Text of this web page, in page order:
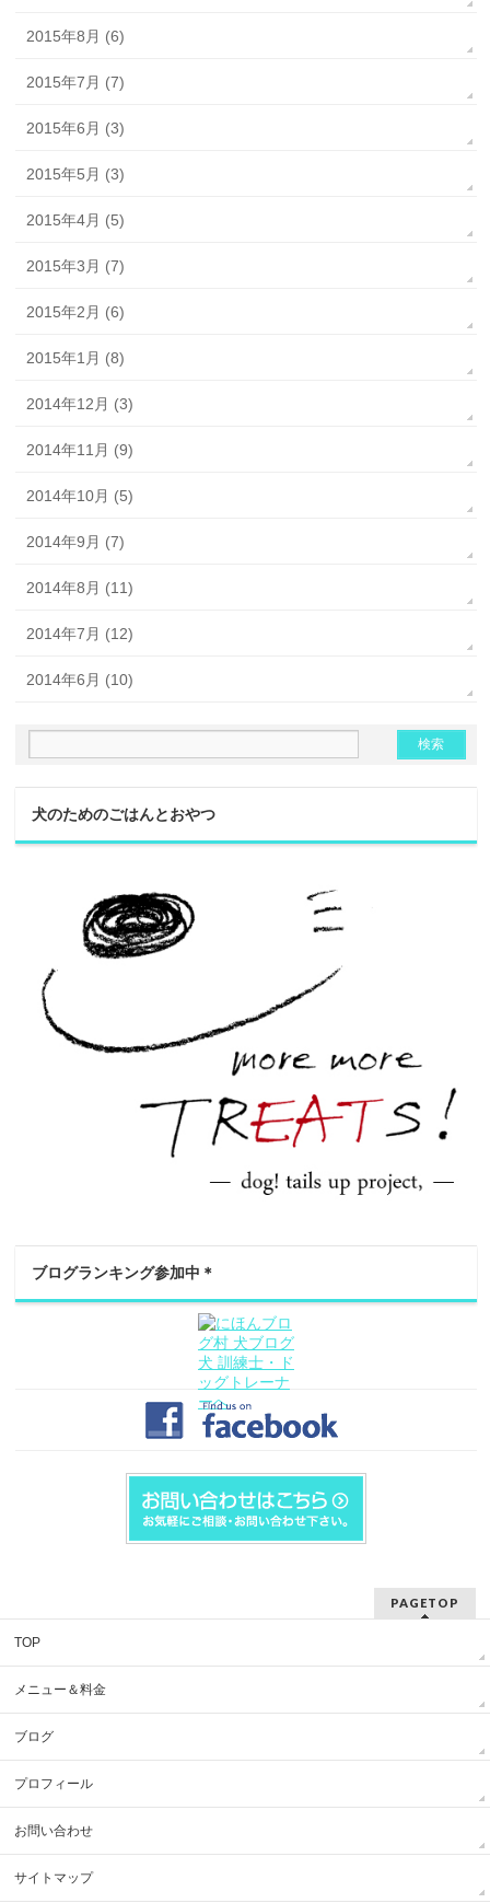
2015年8月 (6)
2015年7月 (7)
2015年6月 (3)
2015年5月 (3)
2015年4月 (5)
2015年3月 (7)
2015年2月 (6)
2015年1月 (8)
2014年12月 (3)
2014年11月 (9)
2014年10月 (5)
2014年9月 (7)
2014年8月 (11)
2014年7月 (12)
2014年6月 (10)
犬のためのごはんとおやつ
ブログランキング参加中＊
PAGETOP
TOP
メニュー＆料金
ブログ
プロフィール
お問い合わせ
サイトマップ